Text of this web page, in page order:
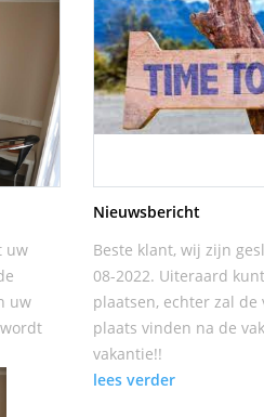
uw
uw
Nieuwsbericht
Beste klant, wij zijn
08-2022. Uiteraard
plaatsen, echter zal
plaats vinden na de
vakantie!!
lees verder